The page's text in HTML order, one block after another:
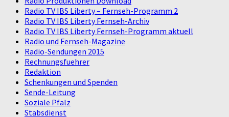
Radio TV IBS Liberty – Fernseh-Programm 2
Radio TV IBS Liberty Fernseh-Archiv
Radio TV IBS Liberty Fernseh-Programm aktuell
Radio und Fernseh-Magazine
Radio-Sendungen 2015
Rechnungsfuehrer
Redaktion
Schenkungen und Spenden
Sende-Leitung
Soziale Pfalz
Stabsdienst